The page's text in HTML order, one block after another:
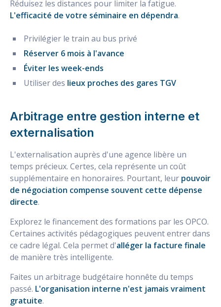
Réduisez les distances pour limiter la fatigue.
L'efficacité de votre séminaire en dépendra.
Privilégier le train au bus privé
Réserver 6 mois à l'avance
Éviter les week-ends
Utiliser des lieux proches des gares TGV
Arbitrage entre gestion interne et
externalisation
L'externalisation auprès d'une agence libère un
temps précieux. Certes, cela représente un coût
supplémentaire en honoraires. Pourtant, leur pouvoir
de négociation compense souvent cette dépense
directe.
Explorez le financement des formations par les OPCO.
Certaines activités pédagogiques peuvent entrer dans
ce cadre légal. Cela permet d'alléger la facture finale
de manière très intelligente.
Faites un arbitrage budgétaire honnête du temps
passé. L'organisation interne n'est jamais vraiment
gratuite.